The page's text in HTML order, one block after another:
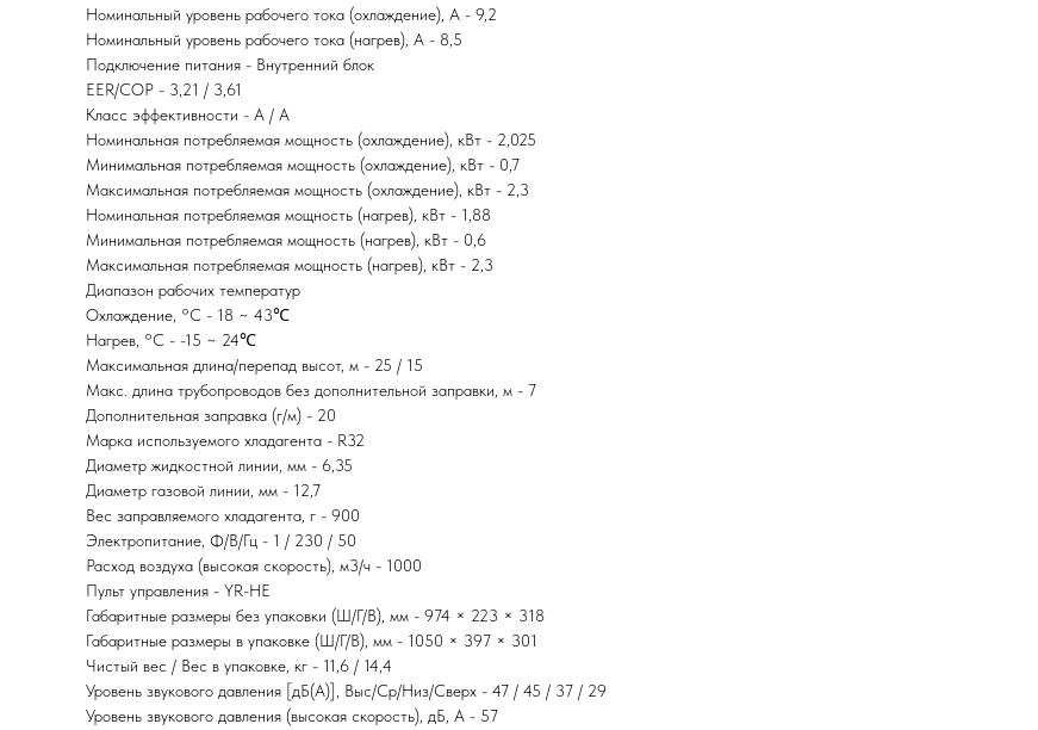
Номинальный уровень рабочего тока (охлаждение), А - 9,2
Номинальный уровень рабочего тока (нагрев), А - 8,5
Подключение питания - Внутренний блок
EER/COP - 3,21 / 3,61
Класс эффективности - A / A
Номинальная потребляемая мощность (охлаждение), кВт - 2,025
Минимальная потребляемая мощность (охлаждение), кВт - 0,7
Максимальная потребляемая мощность (охлаждение), кВт - 2,3
Номинальная потребляемая мощность (нагрев), кВт - 1,88
Минимальная потребляемая мощность (нагрев), кВт - 0,6
Максимальная потребляемая мощность (нагрев), кВт - 2,3
Диапазон рабочих температур
Охлаждение, °С - 18 ~ 43℃
Нагрев, °С - -15 ~ 24℃
Максимальная длина/перепад высот, м - 25 / 15
Макс. длина трубопроводов без дополнительной заправки, м - 7
Дополнительная заправка (г/м) - 20
Марка используемого хладагента - R32
Диаметр жидкостной линии, мм - 6,35
Диаметр газовой линии, мм - 12,7
Вес заправляемого хладагента, г - 900
Электропитание, Ф/В/Гц - 1 / 230 / 50
Расход воздуха (высокая скорость), м3/ч - 1000
Пульт управления - YR-HE
Габаритные размеры без упаковки (Ш/Г/В), мм - 974 × 223 × 318
Габаритные размеры в упаковке (Ш/Г/В), мм - 1050 × 397 × 301
Чистый вес / Вес в упаковке, кг - 11,6 / 14,4
Уровень звукового давления [дБ(А)], Выс/Ср/Низ/Сверх - 47 / 45 / 37 / 29
Уровень звукового давления (высокая скорость), дБ, А - 57